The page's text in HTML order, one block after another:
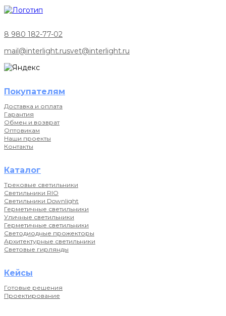
8 980 182-77-02
mail@interlight.rusvet@interlight.ru
Покупателям
Доставка и оплата
Гарантия
Обмен и возврат
Оптовикам
Наши проекты
Контакты
Каталог
Трековые светильники
Светильники RIO
Светильники Downlight
Герметичные светильники
Уличные светильники
Герметичные светильники
Светодиодные прожекторы
Архитектурные светильники
Световые гирлянды
Кейсы
Готовые решения
Проектирование